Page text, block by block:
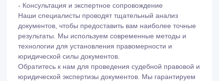
- Консультация и экспертное сопровождение
Наши специалисты проводят тщательный анализ
документов, чтобы предоставить вам наиболее точные
результаты. Мы используем современные методы и
технологии для установления правомерности и
юридической силы документов.
Обратитесь к нам для проведения судебной правовой и
юридической экспертизы документов. Мы гарантируем